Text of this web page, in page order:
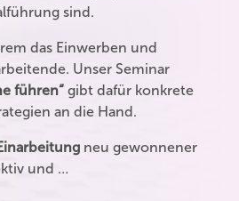
sind.
das Einwerben und
Unser Seminar
führen“ gibt dafür konkrete
an die Hand.
neu gewonnener
und …